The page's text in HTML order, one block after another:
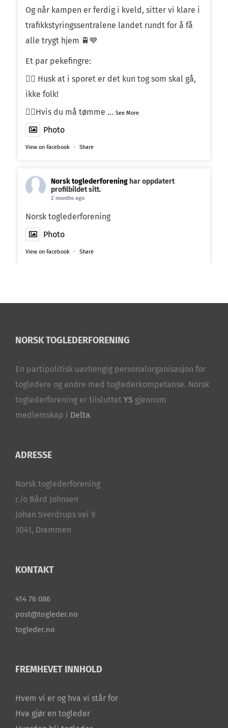
Og når kampen er ferdig i kveld, sitter vi klare i
trafikkstyringssentralene landet rundt for å få
alle trygt hjem 🚆💙
Et par pekefingre:
☝🏼 Husk at i sporet er det kun tog som skal gå,
ikke folk!
☝🏼Hvis du må tømme ... See More
Photo
View on Facebook · Share
Norsk toglederforening har oppdatert
profilbildet sitt.
2 months ago
Norsk toglederforening
Photo
View on Facebook · Share
NORSK TOGLEDERFORENING
En partipolitisk uavhengig personalorganisasjon for
togledere og andre med toglederkompetanse. Norsk
toglederforening er tilsluttet YS gjennom
medlemskap i Delta.
ADRESSE
Norsk toglederforening
c/o Bård Johnsen
Johan Sverdrups vei 9
3041, Drammen
KONTAKT
414 76 086
post@togleder.no
togleder.no
FREMHEVET INNHOLD
Hvem vi er og hva vi står for
Hva gjør en togleder